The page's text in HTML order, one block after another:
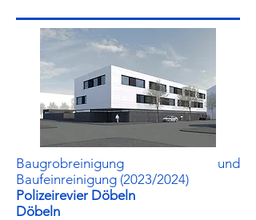
Baugrobreinigung und
Baufeinreinigung (2023/2024)
Polizeirevier Döbeln
Döbeln